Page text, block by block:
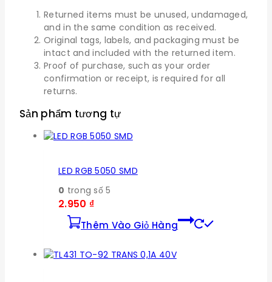
Returned items must be unused, undamaged,
and in the same condition as received.
Original tags, labels, and packaging must be
intact and included with the returned item.
Proof of purchase, such as your order
confirmation or receipt, is required for all
returns.
Sản phẩm tương tự
LED RGB 5050 SMD
0 trong số 5
2.950 ₫
Thêm Vào Giỏ Hàng